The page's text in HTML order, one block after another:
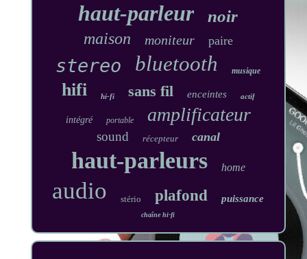
haut-parleur noir
maison moniteur paire
stereo bluetooth musique
hifi hi-fi sans fil enceintes actif
intégré portable amplificateur
sound récepteur canal
haut-parleurs home
audio stério plafond puissance
chaîne hi-fi